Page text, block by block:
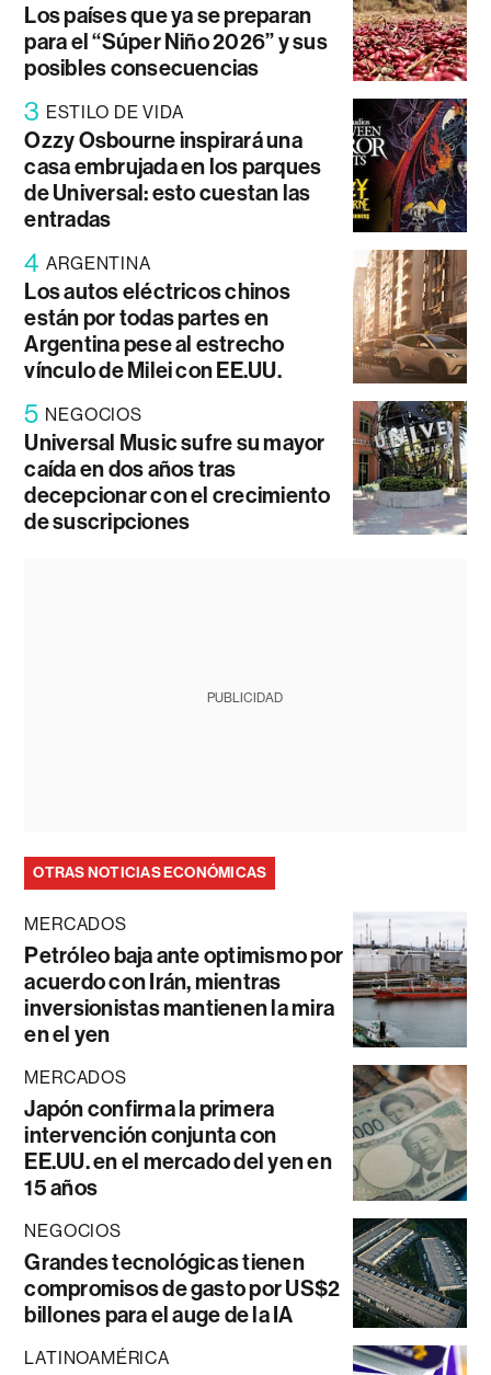
Los países que ya se preparan
para el “Súper Niño 2026” y sus
posibles consecuencias
3 ESTILO DE VIDA
Ozzy Osbourne inspirará una
casa embrujada en los parques
de Universal: esto cuestan las
entradas
4 ARGENTINA
Los autos eléctricos chinos
están por todas partes en
Argentina pese al estrecho
vínculo de Milei con EE.UU.
5 NEGOCIOS
Universal Music sufre su mayor
caída en dos años tras
decepcionar con el crecimiento
de suscripciones
PUBLICIDAD
OTRAS NOTICIAS ECONÓMICAS
MERCADOS
Petróleo baja ante optimismo por
acuerdo con Irán, mientras
inversionistas mantienen la mira
en el yen
MERCADOS
Japón confirma la primera
intervención conjunta con
EE.UU. en el mercado del yen en
15 años
NEGOCIOS
Grandes tecnológicas tienen
compromisos de gasto por US$2
billones para el auge de la IA
LATINOAMÉRICA